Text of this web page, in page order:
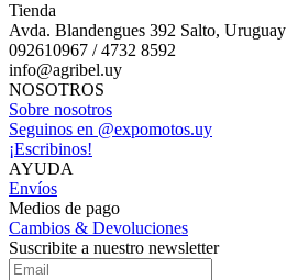
Tienda
Avda. Blandengues 392 Salto, Uruguay
092610967 / 4732 8592
info@agribel.uy
NOSOTROS
Sobre nosotros
Seguinos en @expomotos.uy
¡Escribinos!
AYUDA
Envíos
Medios de pago
Cambios & Devoluciones
Suscribite a nuestro newsletter